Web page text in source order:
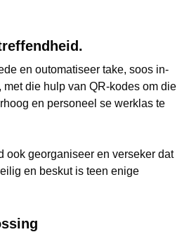
en outomatiseer take, soos in-
die hulp van QR-kodes om die
en personeel se werklas te
ook georganiseer en verseker dat
en beskut is teen enige